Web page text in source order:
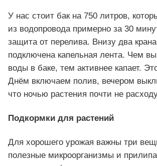
У нас стоит бак на 750 литров,
из водопровода примерно за 30
защита от перелива. Внизу два
подключена капельная лента. Чем
воды в баке, тем активнее капает.
Днём включаем полив, вечером
что ночью растения почти не
Подкормки для растений
Для хорошего урожая важны три
полезные микроорганизмы и